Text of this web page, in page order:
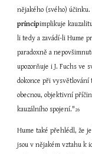
principimplikuje
li tedy a zavádí-li Hume
paradoxně a
upozorňuje i J. Fuchs ve
dokonce při vysvětlování
obecnou, objektivní
kauzálního spojení."26
Hume také přehlédl, že
jsou v nějakém vztahu k